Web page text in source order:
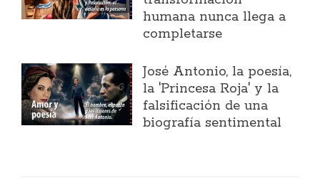
humana nunca llega a
completarse
José Antonio, la poesía,
la 'Princesa Roja' y la
falsificación de una
biografía sentimental